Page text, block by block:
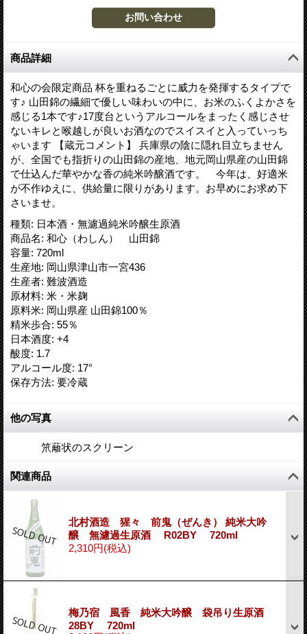
商品詳細
和心の会限定商品 杯を重ねるごとに威力を発揮するタイプで
す♪ 山田錦の繊細で優しい味わいの中に、お米のふくよかさを
感じる1本です♪17度台というアルコールをまったく感じさせ
ないキレと喉越しが良いお酒なのでスイスイと入っていっち
ゃいます 【蔵元コメント】 兵庫県の陰に隠れ目立ちません
が、全国でも指折りの山田錦の産地、地元岡山県産の山田錦
で仕込んだ華やかな香の純米吟醸酒です。 今年は、好適米
が不作ゆえに、供給量に限りがあります。お早めにお求め下
さいませ。
種類: 日本酒・無濾過純米吟醸生原酒
商品名: 和心（わしん） 山田錦
容量: 720ml
生産地: 岡山県津山市一宮436
生産者: 難波酒造
原材料: 米・米麹
原料米: 岡山県産 山田錦100％
精米歩合: 55％
日本酒度: +4
酸度: 1.7
アルコール度: 17°
保存方法: 要冷蔵
他の写真
笊蘺状のスクリーン
関連商品
北村酒造 猩々 前鬼（ぜんき） 純米大吟
醸 無濾過生原酒 R02BY 720ml
2,310円(税込)
梅乃宿 風香 純米大吟醸 袋吊り生原酒
28BY 720ml